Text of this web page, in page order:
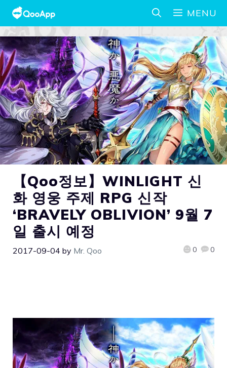
MENU
【Qoo정보】WINLIGHT 신
화 영웅 주제 RPG 신작
‘BRAVELY OBLIVION’ 9월 7
일 출시 예정
2017-09-04 by Mr. Qoo 0 0